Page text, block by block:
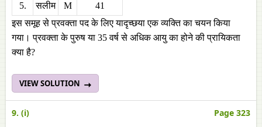
5.
सलीम M
41
इस समूह से प्रवक्ता पद के लिए यादृच्छया एक व्यक्ति का चयन किया
गया। प्रवक्ता के पुरुष या 35 वर्ष से अधिक आयु का होने की प्रायिकता
क्या है?
VIEW SOLUTION
9. (i) Page 323